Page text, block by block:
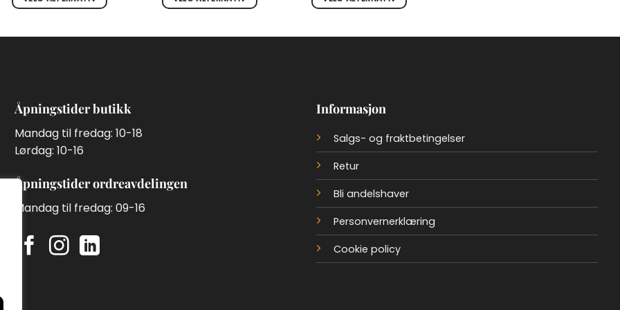
kan
velges
på
produktsiden
kan
på
produktsiden
Åpningstider butikk
Mandag til fredag: 10-18
Lørdag: 10-16
Åpningstider ordreavdelingen
Mandag til fredag: 09-16
Informasjon
Salgs- og fraktbetingelser
Retur
Bli andelshaver
Personvernerklæring
Cookie policy